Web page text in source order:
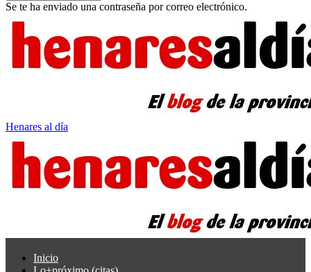
Se te ha enviado una contraseña por correo electrónico.
Henares al día
Inicio